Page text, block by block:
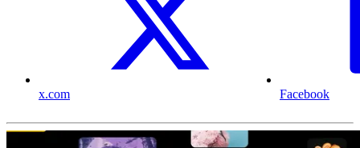
x.com Facebook